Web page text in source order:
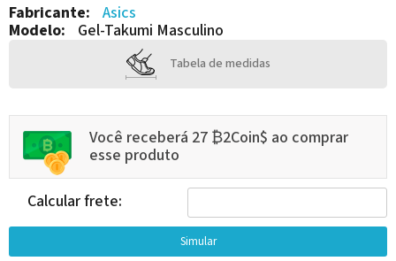
Fabricante: Asics
Modelo:
Gel-Takumi Masculino
Tabela de medidas
Você receberá 27 ₿2Coin$ ao comprar
esse produto
Calcular frete: